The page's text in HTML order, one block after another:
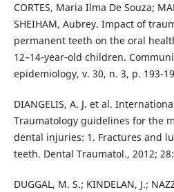
CORTES, Maria Ilma De Souza;
SHEIHAM, Aubrey. Impact of
permanent teeth on the oral
12–14‐year‐old children.
epidemiology, v. 30, n. 3, p. 193-
DIANGELIS, A. J. et al.
Traumatology guidelines for the
dental injuries: 1. Fractures and
teeth. Dental Traumatol., 2012;
DUGGAL, M. S.; KINDELAN, J.;